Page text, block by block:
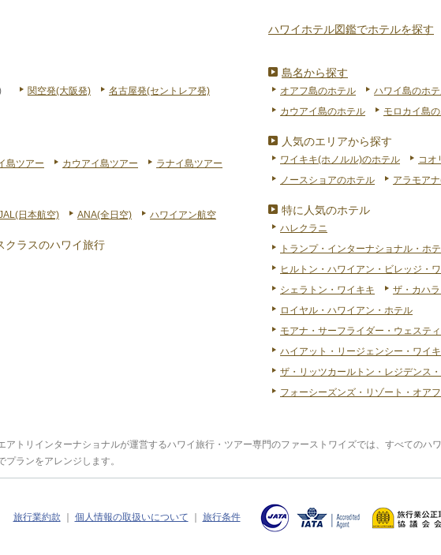
関空発(大阪発) 名古屋発(セントレア発)
島ツアー カウアイ島ツアー
ラナイ島ツアー
日本航空) ANA(全日空) ハワイアン航空
クラスのハワイ旅行
ハワイホテル図鑑でホテルを探す
島名から探す
オアフ島のホテル ハワイ島のホ
カウアイ島のホテル
モロカイ島
人気のエリアから探す
ワイキキ(ホノルル)のホテル コオ
ノースショアのホテル
アラモア
特に人気のホテル
ハレクラニ
トランプ・インターナショナル・ホ
ヒルトン・ハワイアン・ビレッジ・
シェラトン・ワイキキ
ザ・カハ
ロイヤル・ハワイアン・ホテル
モアナ・サーフライダー・ウェステ
ハイアット・リージェンシー・ワイ
ザ・リッツカールトン・レジデンス
フォーシーズンズ・リゾート・オア
アトリインターナショナルが運営するハワイ旅行・ツアー専門のファーストワイズでは、すべてのハ
ランをアレンジします。
旅行業約款 個人情報の取扱いについて 旅行条件